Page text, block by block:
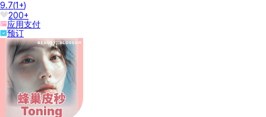
9.7(1+)
200+
应用支付
预订